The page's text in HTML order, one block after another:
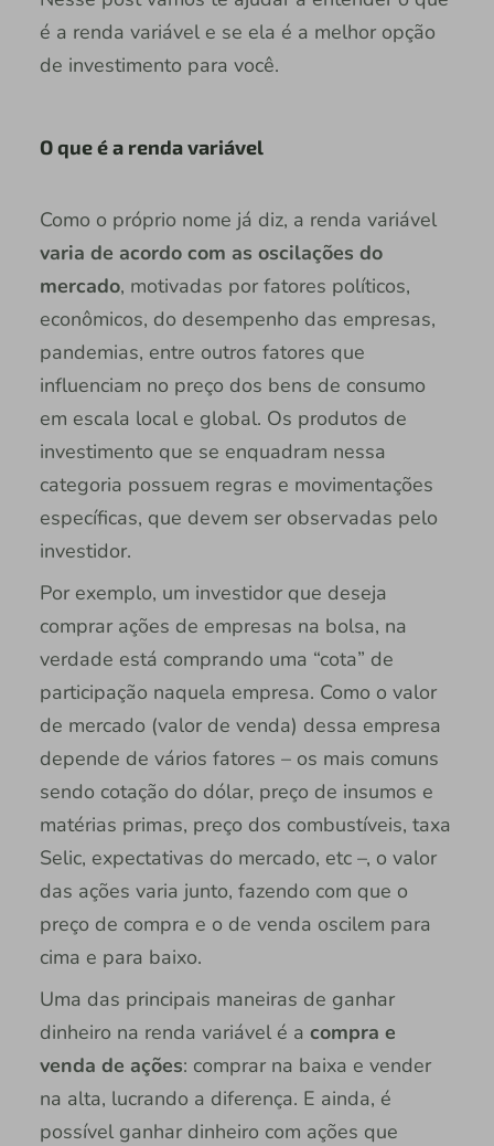
é a renda variável e se ela é a melhor opção
de investimento para você.
O que é a renda variável
Como o próprio nome já diz, a renda variável
varia de acordo com as oscilações do
mercado, motivadas por fatores políticos,
econômicos, do desempenho das empresas,
pandemias, entre outros fatores que
influenciam no preço dos bens de consumo
em escala local e global. Os produtos de
investimento que se enquadram nessa
categoria possuem regras e movimentações
específicas, que devem ser observadas pelo
investidor.
Por exemplo, um investidor que deseja
comprar ações de empresas na bolsa, na
verdade está comprando uma “cota” de
participação naquela empresa. Como o valor
de mercado (valor de venda) dessa empresa
depende de vários fatores – os mais comuns
sendo cotação do dólar, preço de insumos e
matérias primas, preço dos combustíveis, taxa
Selic, expectativas do mercado, etc –, o valor
das ações varia junto, fazendo com que o
preço de compra e o de venda oscilem para
cima e para baixo.
Uma das principais maneiras de ganhar
dinheiro na renda variável é a compra e
venda de ações: comprar na baixa e vender
na alta, lucrando a diferença. E ainda, é
possível ganhar dinheiro com ações que